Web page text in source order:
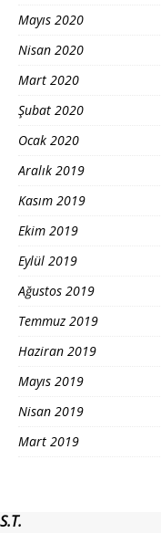
Mayıs 2020
Nisan 2020
Mart 2020
Şubat 2020
Ocak 2020
Aralık 2019
Kasım 2019
Ekim 2019
Eylül 2019
Ağustos 2019
Temmuz 2019
Haziran 2019
Mayıs 2019
Nisan 2019
Mart 2019
S.T.